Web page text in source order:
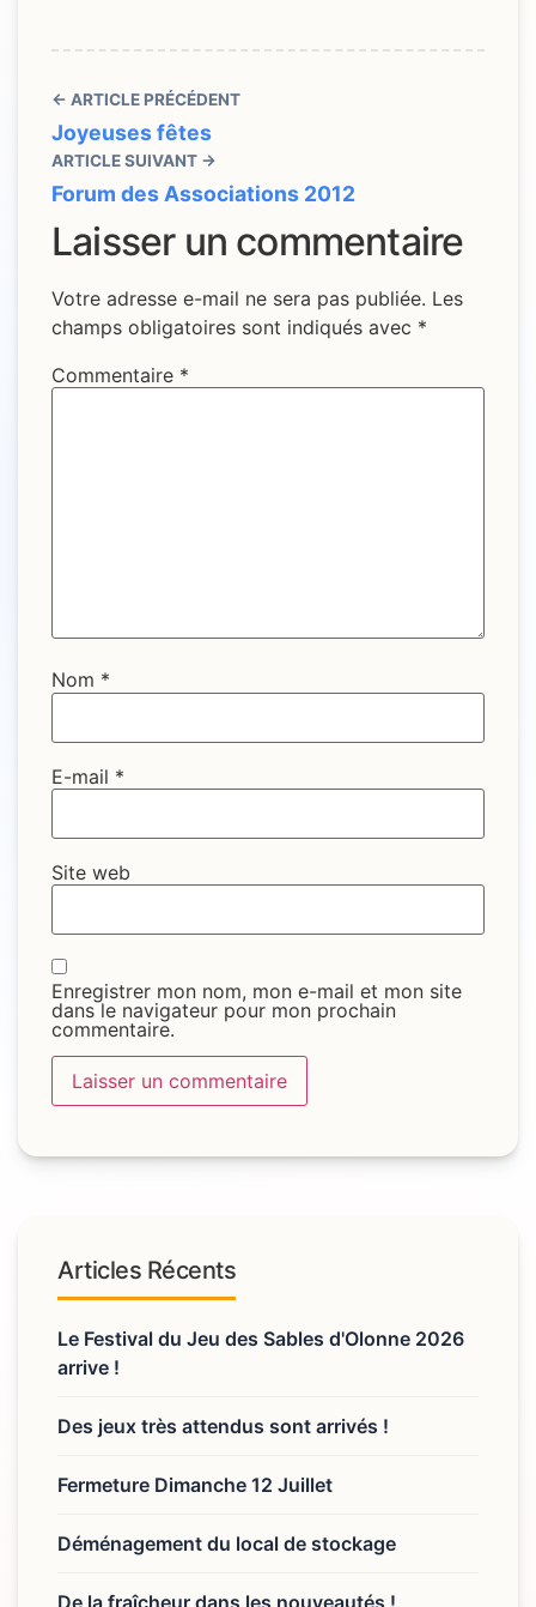
← ARTICLE PRÉCÉDENT
Joyeuses fêtes
ARTICLE SUIVANT →
Forum des Associations 2012
Laisser un commentaire
Votre adresse e-mail ne sera pas publiée. Les
champs obligatoires sont indiqués avec *
Commentaire *
Nom *
E-mail *
Site web
Enregistrer mon nom, mon e-mail et mon site
dans le navigateur pour mon prochain
commentaire.
Articles Récents
Le Festival du Jeu des Sables d'Olonne 2026
arrive !
Des jeux très attendus sont arrivés !
Fermeture Dimanche 12 Juillet
Déménagement du local de stockage